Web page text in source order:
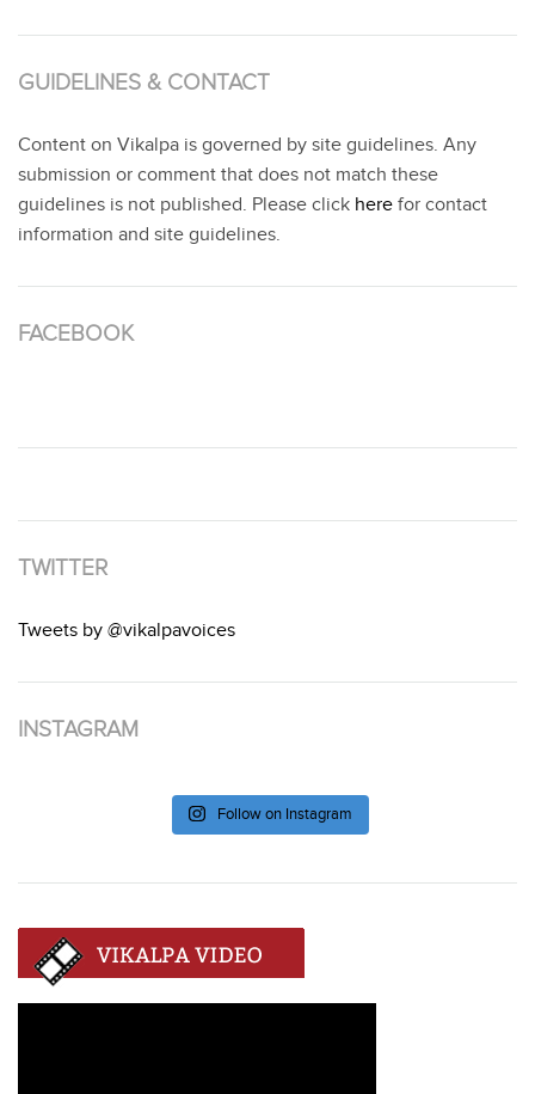
GUIDELINES & CONTACT
Content on Vikalpa is governed by site guidelines. Any
submission or comment that does not match these
guidelines is not published. Please click here for contact
information and site guidelines.
FACEBOOK
TWITTER
Tweets by @vikalpavoices
INSTAGRAM
Follow on Instagram